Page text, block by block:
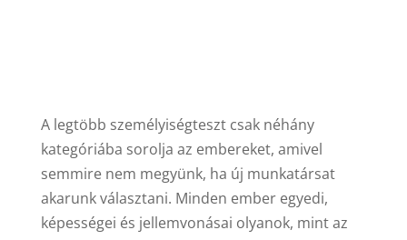
A legtöbb személyiségteszt csak néhány
kategóriába sorolja az embereket, amivel
semmire nem megyünk, ha új munkatársat
akarunk választani. Minden ember egyedi,
képességei és jellemvonásai olyanok, mint az